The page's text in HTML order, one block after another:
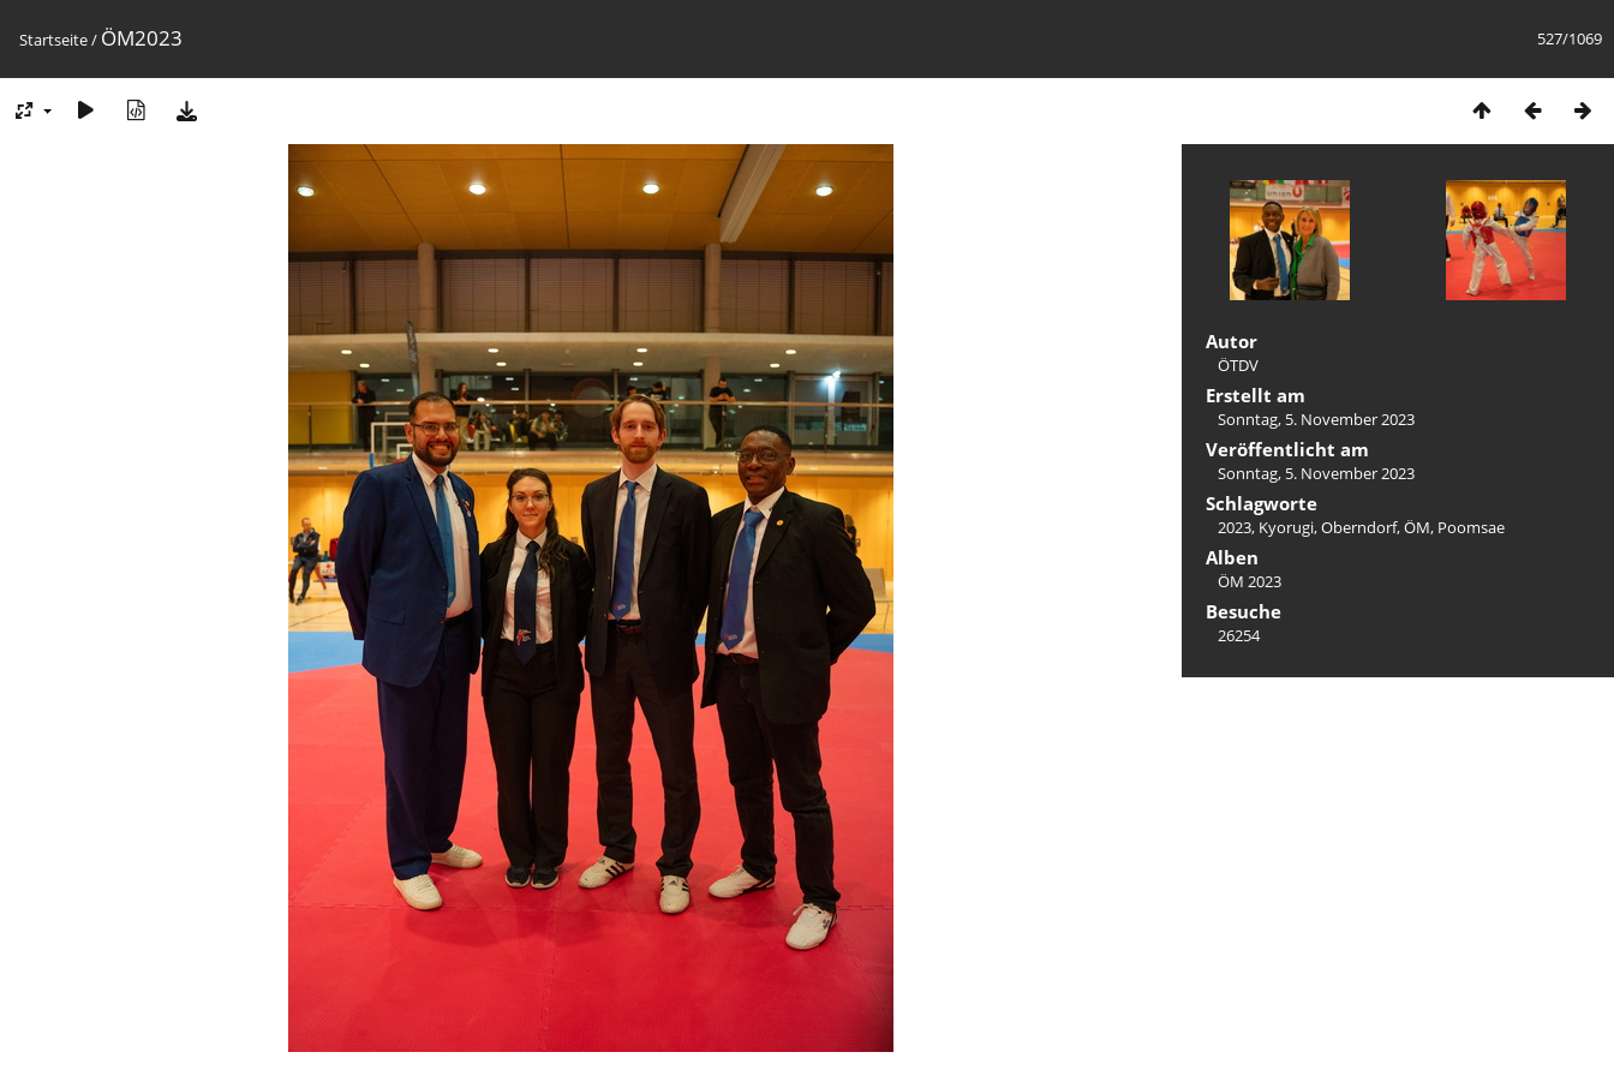
527/1069
Startseite/ ÖM2023
Autor
ÖTDV
Erstellt am
Sonntag, 5. November 2023
Veröffentlicht am
Sonntag, 5. November 2023
Schlagworte
2023, Kyorugi,Oberndorf,ÖM, Poomsae
Alben
ÖM 2023
Besuche
26254